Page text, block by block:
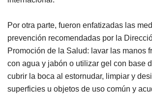
Por otra parte, fueron enfatizadas las
prevención recomendadas por la
Promoción de la Salud: lavar las manos
con agua y jabón o utilizar gel con base
cubrir la boca al estornudar, limpiar y
superficies u objetos de uso común y